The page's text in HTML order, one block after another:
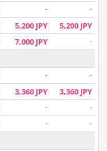
-
-
5,200 JPY 5,200 JPY
7,000 JPY
-
-
-
3,360 JPY 3,360 JPY
-
-
-
-